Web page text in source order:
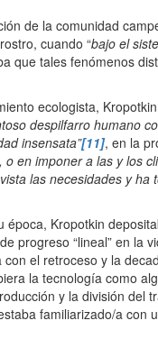
de la comunidad
cuando “bajo el
que tales fenómenos
ecologista,
despilfarro humano
insensata”[11], en la
en imponer a las y los
las necesidades y ha
Kropotkin
progreso “lineal” en
el retroceso y la
la tecnología como
y la división
familiarizado/a